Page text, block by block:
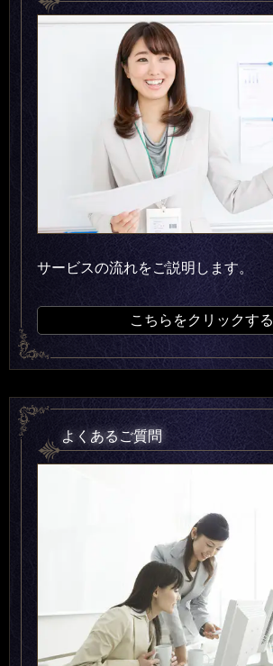
サービスの流れをご説明します。
こちらをクリックする
よくあるご質問